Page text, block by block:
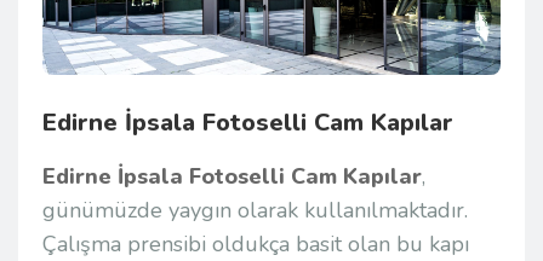
Edirne İpsala Fotoselli Cam Kapılar
Edirne İpsala Fotoselli Cam Kapılar,
günümüzde yaygın olarak kullanılmaktadır.
Çalışma prensibi oldukça basit olan bu kapı